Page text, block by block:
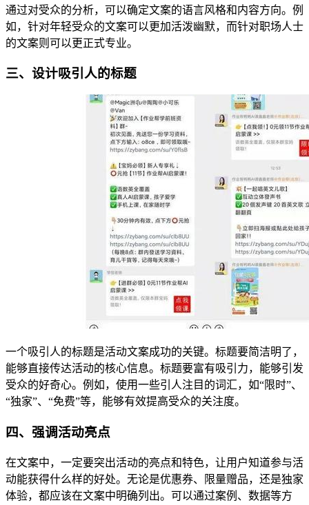
通过对受众的分析，可以确定文案的语言风格和内容方向。例
如，针对年轻受众的文案可以更加活泼幽默，而针对职场人士
的文案则可以更正式专业。
三、设计吸引人的标题
一个吸引人的标题是活动文案成功的关键。标题要简洁明了，
能够直接传达活动的核心信息。标题要富有吸引力，能够引发
受众的好奇心。例如，使用一些引人注目的词汇，如“限时”、
“独家”、“免费”等，能够有效提高受众的关注度。
四、强调活动亮点
在文案中，一定要突出活动的亮点和特色，让用户知道参与活
动能获得什么样的好处。无论是优惠券、限量赠品，还是独家
体验，都应该在文案中明确列出。可以通过案例、数据等方